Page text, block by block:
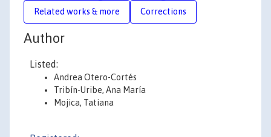
Related works & more Corrections
Author
Listed:
Andrea Otero-Cortés
Tribín-Uribe, Ana María
Mojica, Tatiana